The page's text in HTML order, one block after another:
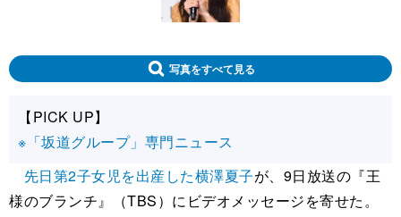
写真をすべて見る
【PICK UP】
※「坂道グループ」専門ニュース
先日第2子女児を出産した横澤夏子が、9日放送の『王
様のブランチ』（TBS）にビデオメッセージを寄せた。